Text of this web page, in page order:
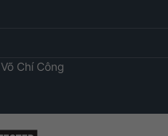
Võ Chí Công